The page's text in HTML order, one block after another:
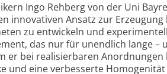
Ingo Rehberg von der Uni
innovativen Ansatz zur
zu entwickeln und
das nur für unendlich lange
er bei realisierbaren
und eine verbesserte